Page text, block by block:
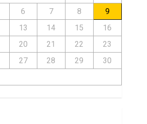
6 7 8
9
13 14 15
16
20 21 22
23
27 28 29
30